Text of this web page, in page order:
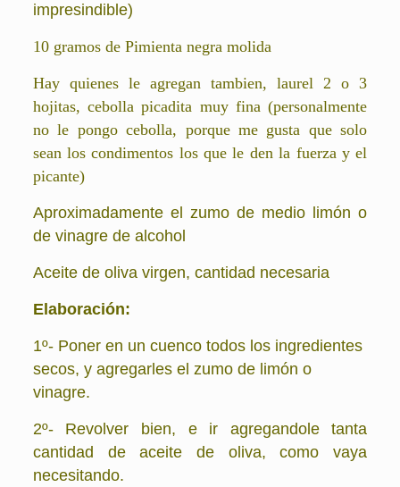
impresindible)
10 gramos de Pimienta negra molida
Hay quienes le agregan tambien, laurel 2 o 3
hojitas, cebolla picadita muy fina (personalmente
no le pongo cebolla, porque me gusta que solo
sean los condimentos los que le den la fuerza y el
picante)
Aproximadamente el zumo de medio limón o
de vinagre de alcohol
Aceite de oliva virgen, cantidad necesaria
Elaboración:
1º- Poner en un cuenco todos los ingredientes
secos, y agregarles el zumo de limón o
vinagre.
2º- Revolver bien, e ir agregandole tanta
cantidad de aceite de oliva, como vaya
necesitando.